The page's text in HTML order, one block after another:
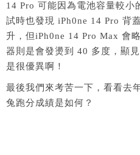
14 Pro 可能因為電池容量較小
試時也發現 iPh0ne 14 Pro 背
升，但iPh0ne 14 Pro Max 會
器則是會發燙到 40 多度，顯
是很優異啊！
最後我們來考苦一下，看看去
兔跑分成績是如何？